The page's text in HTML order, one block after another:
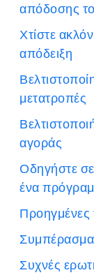
απόδοσης
Χτίστε
απόδειξη
μετατροπές
αγοράς
Οδηγήστε
ένα
Προηγμένες
Συχνές